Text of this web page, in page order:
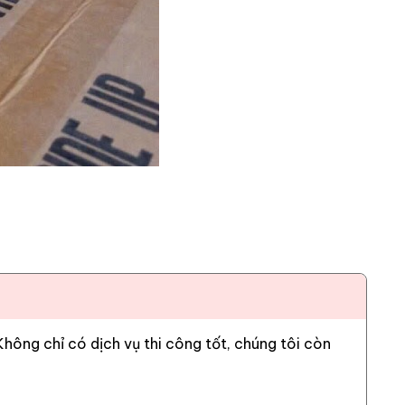
mẫu gạch này để ốp mặt tiền nhà. Đặc biệt là
ánh sáng cực kỳ tốt cho không gian sống.
chỉ có dịch vụ thi công tốt, chúng tôi còn